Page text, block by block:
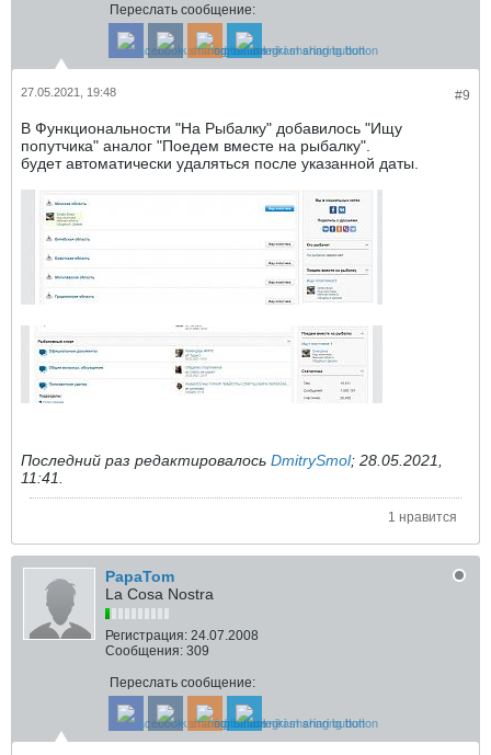
Переслать сообщение:
#9
27.05.2021, 19:48
В Функциональности "На Рыбалку" добавилось "Ищу
попутчика" аналог "Поедем вместе на рыбалку".
будет автоматически удаляться после указанной даты.
Последний раз редактировалось DmitrySmol; 28.05.2021,
11:41
1 нравится
PapaTom
La Cosa Nostra
Регистрация: 24.07.2008
Сообщения: 309
Переслать сообщение: